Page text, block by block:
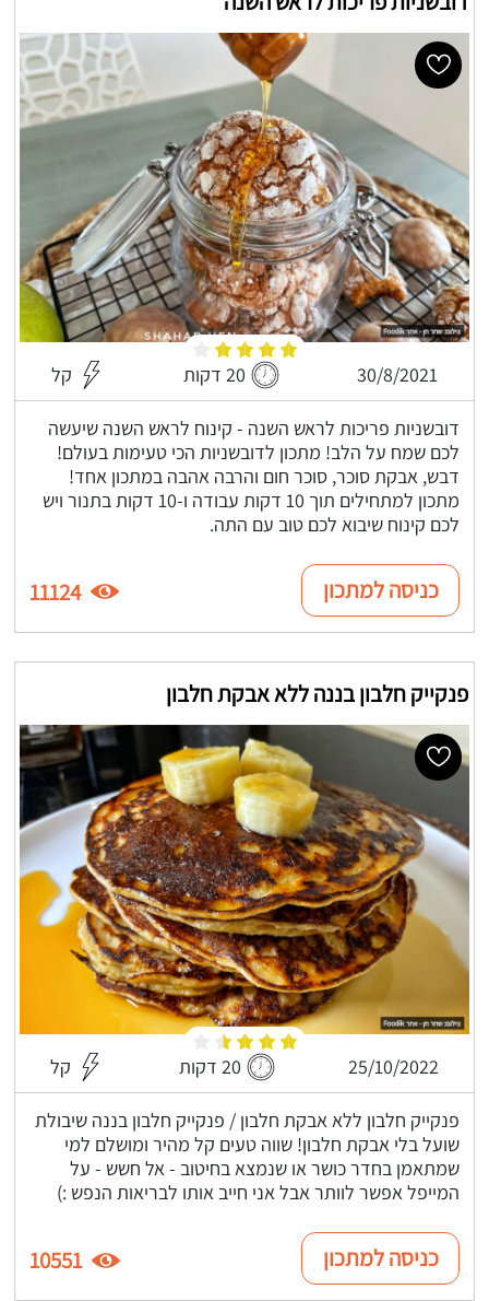
30/8/2021 20 דקות קל
דובשניות פריכות לראש השנה - קינוח לראש השנה שיעשה
לכם שמח על הלב! מתכון לדובשניות הכי טעימות בעולם!
דבש, אבקת סוכר, סוכר חום והרבה אהבה במתכון אחד!
מתכון למתחילים תוך 10 דקות עבודה ו-10 דקות בתנור ויש
לכם קינוח שיבוא לכם טוב עם התה.
כניסה למתכון 11124
פנקייק חלבון בננה ללא אבקת חלבון
25/10/2022 20 דקות קל
פנקייק חלבון ללא אבקת חלבון / פנקייק חלבון בננה שיבולת
שועל בלי אבקת חלבון! שווה טעים קל מהיר ומושלם למי
שמתאמן בחדר כושר או שנמצא בחיטוב - אל חשש - על
המייפל אפשר לוותר אבל אני חייב אותו לבריאות הנפש :)
כניסה למתכון 10551